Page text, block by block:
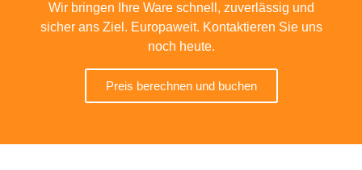
Wir bringen Ihre Ware schnell, zuverlässig und
sicher ans Ziel. Europaweit. Kontaktieren Sie uns
noch heute.
Preis berechnen und buchen